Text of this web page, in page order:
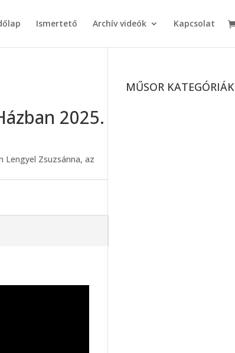
Ismertető Archív videók Kapcsolat
2025.
Zsuzsánna, az
MŰSOR KATEGÓRIÁK